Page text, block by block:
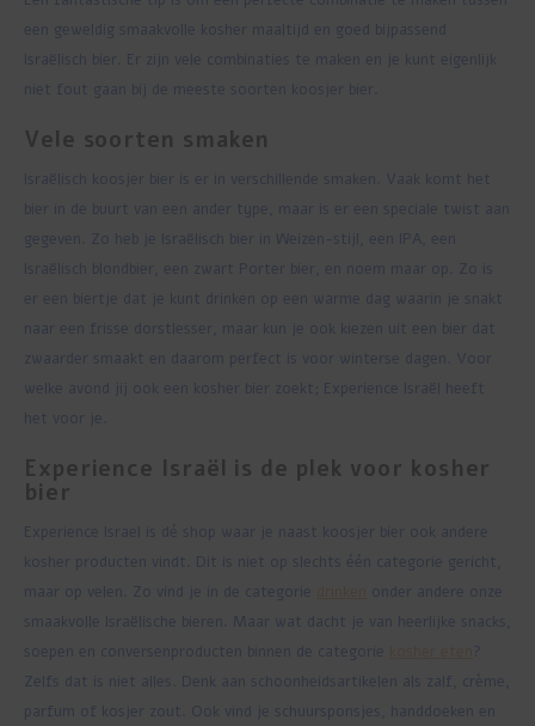
een geweldig smaakvolle kosher maaltijd en goed bijpassend
Israëlisch bier. Er zijn vele combinaties te maken en je kunt eigenlijk
niet fout gaan bij de meeste soorten koosjer bier.
Vele soorten smaken
Israëlisch koosjer bier is er in verschillende smaken. Vaak komt het
bier in de buurt van een ander type, maar is er een speciale twist aan
gegeven. Zo heb je Israëlisch bier in Weizen-stijl, een IPA, een
Israëlisch blondbier, een zwart Porter bier, en noem maar op. Zo is
er een biertje dat je kunt drinken op een warme dag waarin je snakt
naar een frisse dorstlesser, maar kun je ook kiezen uit een bier dat
zwaarder smaakt en daarom perfect is voor winterse dagen. Voor
welke avond jij ook een kosher bier zoekt; Experience Israël heeft
het voor je.
Experience Israël is de plek voor kosher
bier
Experience Israel is dé shop waar je naast koosjer bier ook andere
kosher producten vindt. Dit is niet op slechts één categorie gericht,
maar op velen. Zo vind je in de categorie
onder andere onze
smaakvolle Israëlische bieren. Maar wat dacht je van heerlijke snacks,
soepen en conversenproducten binnen de categorie
?
Zelfs dat is niet alles. Denk aan schoonheidsartikelen als zalf, crème,
parfum of kosjer zout. Ook vind je schuursponsjes, handdoeken en